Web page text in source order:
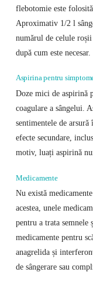
flebotomie este
Aproximativ 1/2 l
numărul de celule roșii
după cum este necesar.
Aspirina pentru
Doze mici de aspirină
coagulare a sângelui.
sentimentele de
efecte secundare,
motiv, luați aspirină
Medicamente
Nu există
acestea, unele
pentru a trata semnele
medicamente pentru
anagrelida și
de sângerare sau